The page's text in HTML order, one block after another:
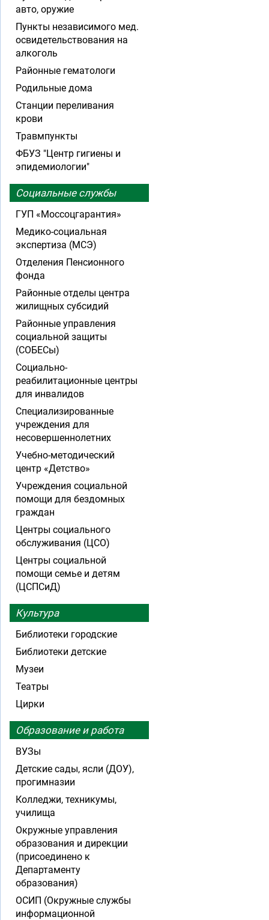
авто, оружие
Пункты независимого мед.
освидетельствования на
алкоголь
Районные гематологи
Родильные дома
Станции переливания
крови
Травмпункты
ФБУЗ "Центр гигиены и
эпидемиологии"
Социальные службы
ГУП «Моссоцгарантия»
Медико-социальная
экспертиза (МСЭ)
Отделения Пенсионного
фонда
Районные отделы центра
жилищных субсидий
Районные управления
социальной защиты
(СОБЕСы)
Социально-
реабилитационные центры
для инвалидов
Специализированные
учреждения для
несовершеннолетних
Учебно-методический
центр «Детство»
Учреждения социальной
помощи для бездомных
граждан
Центры социального
обслуживания (ЦСО)
Центры социальной
помощи семье и детям
(ЦСПСиД)
Культура
Библиотеки городские
Библиотеки детские
Музеи
Театры
Цирки
Образование и работа
ВУЗы
Детские сады, ясли (ДОУ),
прогимназии
Колледжи, техникумы,
училища
Окружные управления
образования и дирекции
(присоединено к
Департаменту
образования)
ОСИП (Окружные службы
информационной